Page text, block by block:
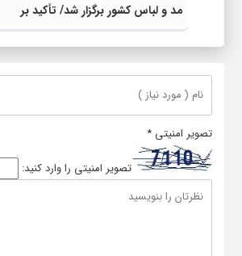
مد و لباس کشور برگزار شد/ تأکید بر
مرجعیت کارگروه در ساماندهی مد و
لباس ایران
تصویر امنیتی *
تصویر امنیتی را وارد کنید: